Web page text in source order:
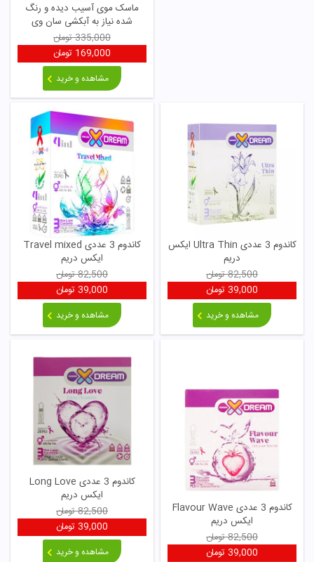
ماسک موی آسیب دیده و رنگ
شده نیاز به آبکشی سان وی
335,000تومان
169,000 تومان
مشاهده و خرید
کاندوم 3 عددی Ultra Thin ایکس
دریم
82,500تومان
39,000 تومان
مشاهده و خرید
کاندوم 3 عددی Travel mixed
ایکس دریم
82,500تومان
39,000 تومان
مشاهده و خرید
کاندوم 3 عددی Flavour Wave
ایکس دریم
82,500تومان
39,000 تومان
کاندوم 3 عددی Long Love
ایکس دریم
82,500تومان
39,000 تومان
مشاهده و خرید